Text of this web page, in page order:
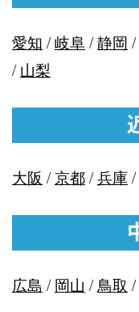
愛知 /岐阜/静岡 /
/山梨
大阪 /京都/兵庫/
広島 /岡山 /鳥取 /